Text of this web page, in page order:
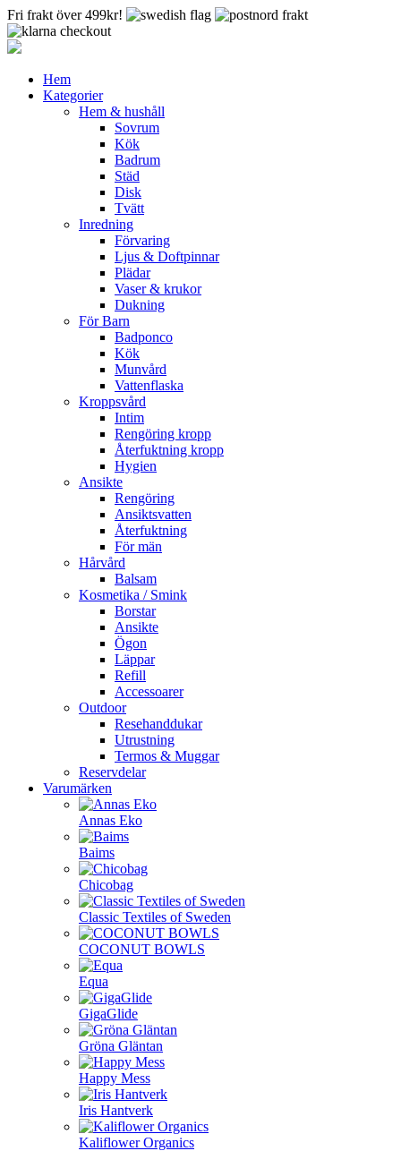
Fri frakt över 499kr!
Hem
Kategorier
Hem & hushåll
Sovrum
Kök
Badrum
Städ
Disk
Tvätt
Inredning
Förvaring
Ljus & Doftpinnar
Plädar
Vaser & krukor
Dukning
För Barn
Badponco
Kök
Munvård
Vattenflaska
Kroppsvård
Intim
Rengöring kropp
Återfuktning kropp
Hygien
Ansikte
Rengöring
Ansiktsvatten
Återfuktning
För män
Hårvård
Balsam
Kosmetika / Smink
Borstar
Ansikte
Ögon
Läppar
Refill
Accessoarer
Outdoor
Resehanddukar
Utrustning
Termos & Muggar
Reservdelar
Varumärken
Annas Eko
Baims
Chicobag
Classic Textiles of Sweden
COCONUT BOWLS
Equa
GigaGlide
Gröna Gläntan
Happy Mess
Iris Hantverk
Kaliflower Organics